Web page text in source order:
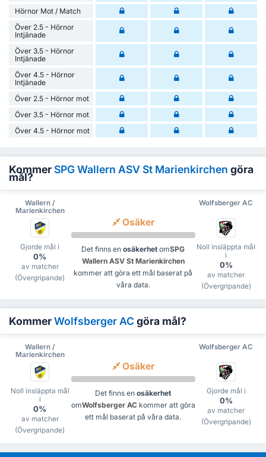
Hörnor Mot / Match
Över 2.5 - Hörnor
Intjänade
Över 3.5 - Hörnor
Intjänade
Över 4.5 - Hörnor
Intjänade
Över 2.5 - Hörnor mot
Över 3.5 - Hörnor mot
Över 4.5 - Hörnor mot
KommerSPG Wallern ASV St Marienkirchen göra
mål?
Wallern /
Marienkirchen
Wolfsberger AC
Gjorde mål i
0%
av matcher
(Övergripande)
Osäker
Det finns en osäkerhet omSPG
Wallern ASV St Marienkirchen
kommer att göra ett mål baserat på
våra data.
Noll insläppta mål
i
0%
av matcher
(Övergripande)
KommerWolfsberger AC göra mål?
Wallern /
Marienkirchen
Wolfsberger AC
Noll insläppta mål
i
0%
av matcher
(Övergripande)
Osäker
Det finns en osäkerhet
omWolfsberger AC kommer att göra
ett mål baserat på våra data.
Gjorde mål i
0%
av matcher
(Övergripande)